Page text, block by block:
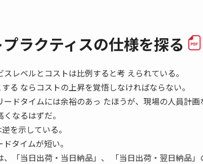
ラクティスの仕様を探る
レベルとコストは比例すると考 えられている。
る ならコストの上昇を覚悟しなければならない。
ドタイムには余裕のあっ たほうが、現場の人員計
なるはずだ。
を示している。
タイムが短い。
「当日出荷・当日納品」、 「当日出荷・翌日納品